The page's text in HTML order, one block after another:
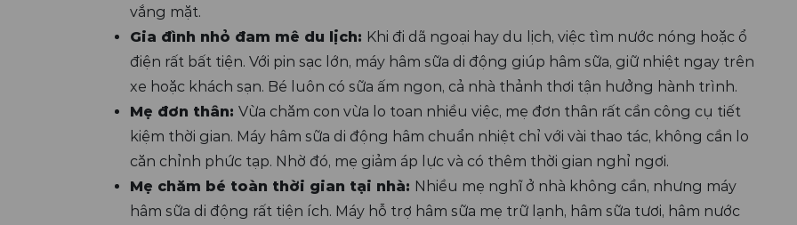
vắng mặt.
Gia đình nhỏ đam mê du lịch: Khi đi dã ngoại hay du lịch, việc tìm nước nóng hoặc ổ
điện rất bất tiện. Với pin sạc lớn, máy hâm sữa di động giúp hâm sữa, giữ nhiệt ngay trên
xe hoặc khách sạn. Bé luôn có sữa ấm ngon, cả nhà thảnh thơi tận hưởng hành trình.
Mẹ đơn thân: Vừa chăm con vừa lo toan nhiều việc, mẹ đơn thân rất cần công cụ tiết
kiệm thời gian. Máy hâm sữa di động hâm chuẩn nhiệt chỉ với vài thao tác, không cần lo
căn chỉnh phức tạp. Nhờ đó, mẹ giảm áp lực và có thêm thời gian nghỉ ngơi.
Mẹ chăm bé toàn thời gian tại nhà: Nhiều mẹ nghĩ ở nhà không cần, nhưng máy
hâm sữa di động rất tiện ích. Máy hỗ trợ hâm sữa mẹ trữ lạnh, hâm sữa tươi, hâm nước